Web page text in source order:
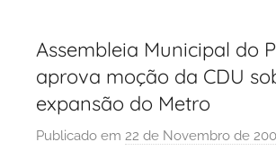
Porto
Assembleia Municipal do
aprova moção da CDU
expansão do Metro
Publicado em 22 de Novembro de